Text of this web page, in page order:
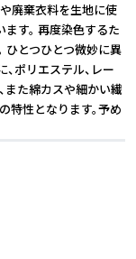
廃棄衣料を生地に使
す。 再度染色するた
ひとつひとつ微妙に異
ポリエステル、レー
また綿カスや細かい繊
性となります。予め